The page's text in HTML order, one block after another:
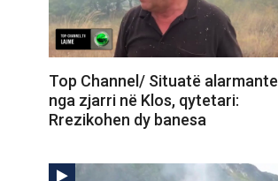
Top Channel/ Situatë alarmante
nga zjarri në Klos, qytetari:
Rrezikohen dy banesa